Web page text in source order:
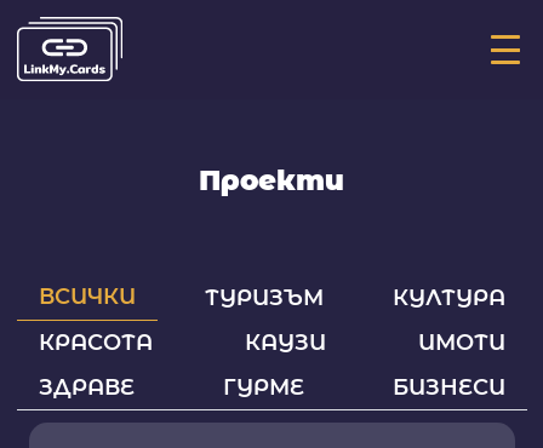
Проекти
ВСИЧКИ ТУРИЗЪМ
КУЛТУРА
КРАСОТА
КАУЗИ
ИМОТИ
ЗДРАВЕ
ГУРМЕ БИЗНЕСИ